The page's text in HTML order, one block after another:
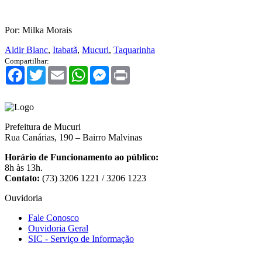
Por: Milka Morais
Aldir Blanc, Itabatã, Mucuri, Taquarinha
Compartilhar:
Facebook
TwitterEmail WhatsAppMessenger
Prefeitura de Mucuri
Rua Canárias, 190 – Bairro Malvinas
Horário de Funcionamento ao público:
8h às 13h.
Contato: (73) 3206 1221 / 3206 1223
Ouvidoria
Fale Conosco
Ouvidoria Geral
SIC - Serviço de Informação